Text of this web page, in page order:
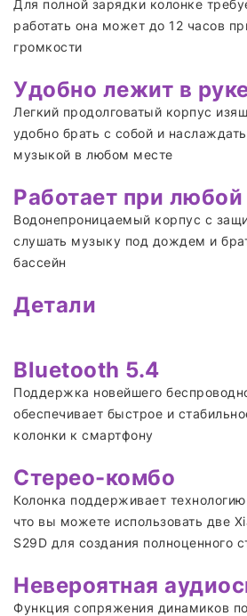
Для полной зарядки колонке
работать она может до 12 часов
громкости
Удобно лежит в
Легкий продолговатый корпус
удобно брать с собой и
музыкой в любом месте
Работает при любой
Водонепроницаемый корпус с
слушать музыку под дождем и
бассейн
Детали
Bluetooth 5.4
Поддержка новейшего
обеспечивает быстрое и
колонки к смартфону
Стерео-комбо
Колонка поддерживает технологию
что вы можете использовать две
S29D для создания полноценного
Невероятная
Функция сопряжения динамиков